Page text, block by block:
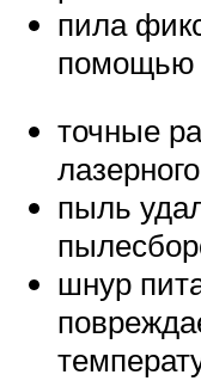
пила
помощью
точные
пыль
шнур